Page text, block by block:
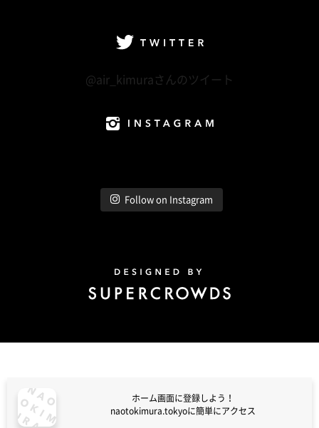
@air_kimuraさんのツイート
Follow on Instagram
ホーム画面に登録しよう！
naotokimura.tokyoに簡単にアクセス